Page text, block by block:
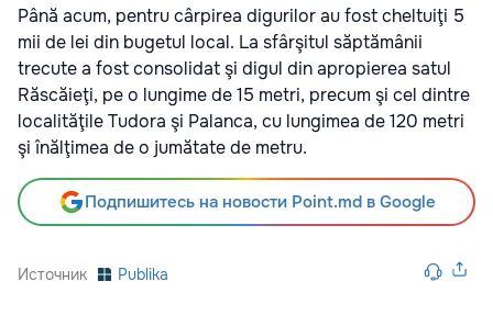
Până acum, pentru cârpirea digurilor au fost cheltuiţi 5
mii de lei din bugetul local. La sfârşitul săptămânii
trecute a fost consolidat şi digul din apropierea satul
Răscăieţi, pe o lungime de 15 metri, precum şi cel dintre
localităţile Tudora şi Palanca, cu lungimea de 120 metri
şi înălţimea de o jumătate de metru.
Подпишитесь на новости Point.md в Google
Источник Publika